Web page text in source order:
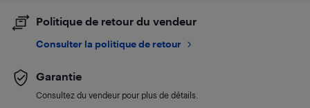
Politique de retour du vendeur
Consulter la politique de retour
Garantie
Consultez du vendeur pour plus de détails.